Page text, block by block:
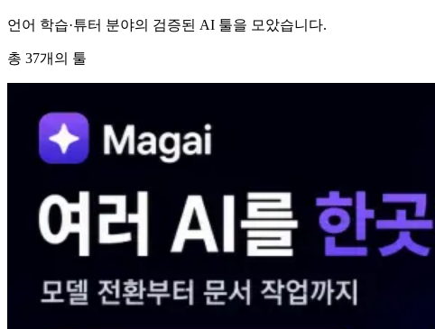
언어 학습·튜터 분야의 검증된 AI 툴을 모았습니다.
총 37개의 툴